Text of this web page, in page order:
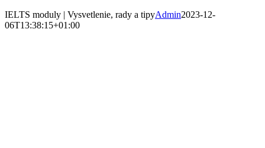
IELTS moduly | Vysvetlenie, rady a tipyAdmin2023-12-
06T13:38:15+01:00